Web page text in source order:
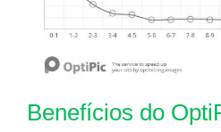
Benefícios do